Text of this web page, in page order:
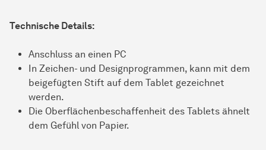
Technische Details:
Anschluss an einen PC
In Zeichen- und Designprogrammen, kann mit dem
beigefügten Stift auf dem Tablet gezeichnet
werden.
Die Oberflächenbeschaffenheit des Tablets ähnelt
dem Gefühl von Papier.